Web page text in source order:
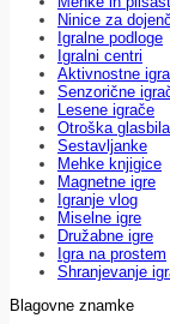
Ninice za
Igralne podloge
Igralni centri
Aktivnostne
Senzorične
Lesene igrače
Otroška glasbila
Sestavljanke
Mehke knjigice
Magnetne igre
Igranje vlog
Miselne igre
Družabne igre
Igra na prostem
Shranjevanje
Blagovne znamke